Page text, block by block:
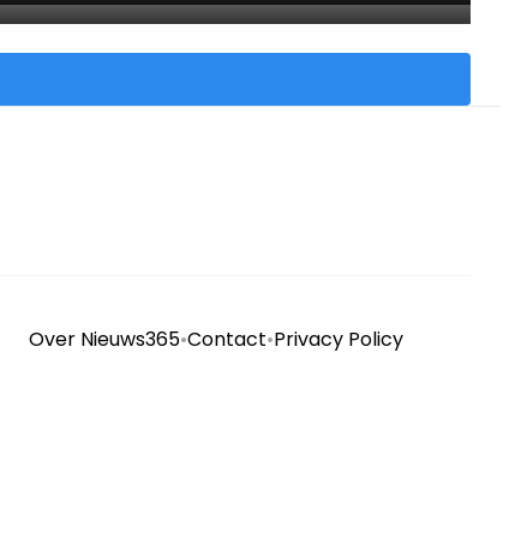
Over Nieuws365•Contact•Privacy Policy